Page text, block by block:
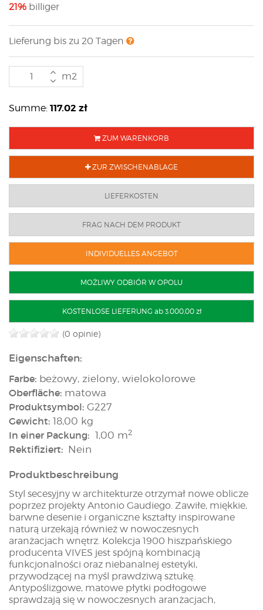
21% billiger
Lieferung bis zu 20 Tagen
m2
Summe: 117.02 zł
ZUM WARENKORB
ZUR ZWISCHENABLAGE
LIEFERKOSTEN
FRAG NACH DEM PRODUKT
INDIVIDUELLES ANGEBOT
MOŻLIWY ODBIÓR W OPOLU
KOSTENLOSE LIEFERUNG ab 3.000,00 zł
(0 opinie)
Eigenschaften:
Farbe: beżowy, zielony, wielokolorowe
Oberfläche: matowa
Produktsymbol: G227
Gewicht: 18,00 kg
In einer Packung: 1,00 m2
Rektifiziert: Nein
Produktbeschreibung
Styl secesyjny w architekturze otrzymał nowe oblicze
poprzez projekty Antonio Gaudiego. Zawiłe, miękkie,
barwne desenie i organiczne kształty inspirowane
naturą urzekają również w nowoczesnych
aranżacjach wnętrz. Kolekcja 1900 hiszpańskiego
producenta VIVES jest spójną kombinacją
funkcjonalności oraz niebanalnej estetyki,
przywodzącej na myśl prawdziwą sztukę.
Antypoślizgowe, matowe płytki podłogowe
sprawdzają się w nowoczesnych aranżacjach,